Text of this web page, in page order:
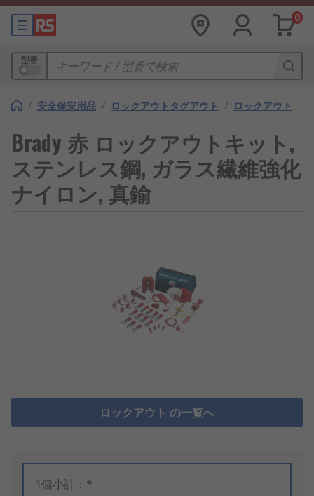
0
型番
/ 安全保安用品 / ロックアウトタグアウト / ロックアウト
Brady 赤 ロックアウトキット,
ステンレス鋼, ガラス繊維強化
ナイロン, 真鍮
ロックアウト の一覧へ
1個小計：*